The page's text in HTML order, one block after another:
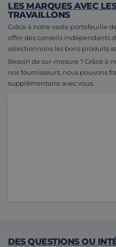
LES MARQUES AVEC
TRAVAILLONS
Grâce à notre vaste portefeuille
offrir des conseils indépendants
sélectionnons les bons produits
Besoin de sur-mesure ? Grâce à
nos fournisseurs, nous pouvons
supplémentaire avec vous.
DES QUESTIONS OU